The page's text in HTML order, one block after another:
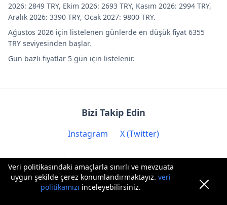
Veri politikasındaki amaçlarla sınırlı ve mevzuata
uygun şekilde çerez konumlandırmaktayız.veri
politikamızı inceleyebilirsiniz.
2026: 2849 TRY, Ekim 2026: 2693 TRY, Kasım 2026: 2994 TRY,
Aralık 2026: 3390 TRY, Ocak 2027: 9800 TRY.
Ağustos 2026 için listelenen günlerde en düşük fiyat 6355
TRY seviyesinden başlar.
Gün bazlı fiyatlar 5 gün için listelenir.
Bizi Takip Edin
Instagram X (Twitter)
İletişim: contact@biryere.com